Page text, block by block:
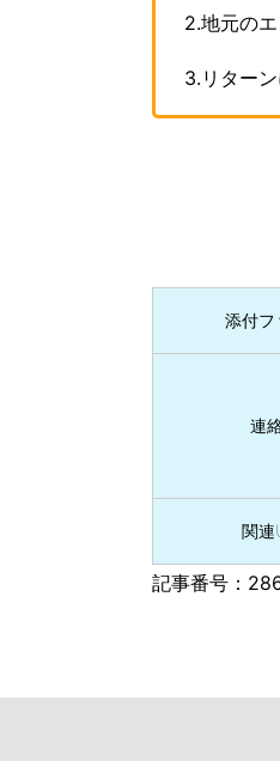
2.地元の
3. リター
添付フ
連
関連
記事番号：